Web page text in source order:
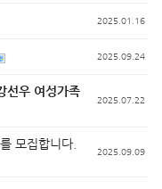
2025.01.16
2025.09.24
선우 여성가족
2025.07.22
모집합니다.
2025.09.09